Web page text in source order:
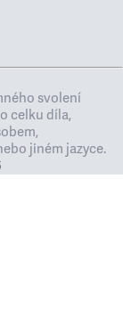
svolení
celku díla,
jiném jazyce.